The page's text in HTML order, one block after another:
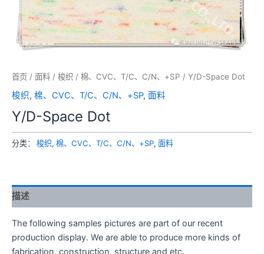
首页 / 面料 / 梭织 / 棉、CVC、T/C、C/N、+SP / Y/D-Space Dot
梭织, 棉、CVC、T/C、C/N、+SP, 面料
Y/D-Space Dot
分类： 梭织, 棉、CVC、T/C、C/N、+SP, 面料
描述
The following samples pictures are part of our recent
production display. We are able to produce more kinds of
fabrication, construction, structure and etc.